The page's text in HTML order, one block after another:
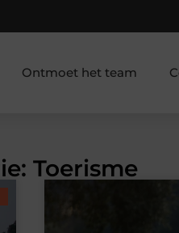
Ontmoet het team
Toerisme